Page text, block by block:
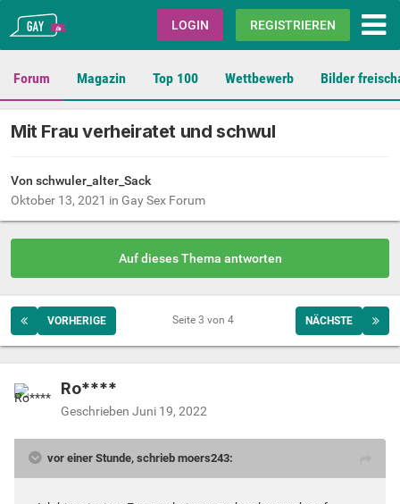
Gay.de LOGIN REGISTRIEREN
Forum Magazin Top 100 Wettbewerb Bilder
Mit Frau verheiratet und schwul
Von schwuler_alter_Sack
Oktober 13, 2021 in Gay Sex Forum
Auf dieses Thema antworten
VORHERIGE NÄCHSTE
Seite 3 von 4
Ro****
Geschrieben Juni 19, 2022
vor einer Stunde, schrieb moers243: